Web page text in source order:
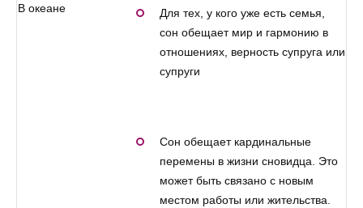
В океане
Для тех, у кого уже есть семья,
сон обещает мир и гармонию в
отношениях, верность супруга или
супруги
Сон обещает кардинальные
перемены в жизни сновидца. Это
может быть связано с новым
местом работы или жительства.